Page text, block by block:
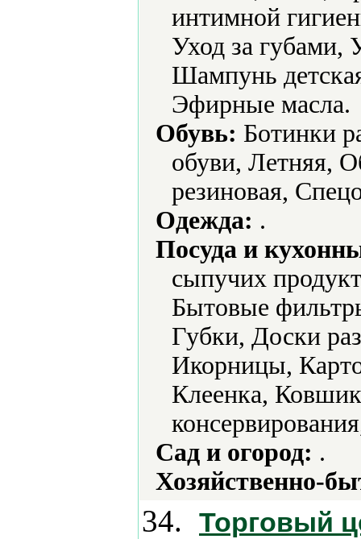
интимной
Уход за
Шампунь
Эфирные масла.
Обувь: Ботинки
обуви, Летняя,
резиновая,
Одежда: .
Посуда и
сыпучих
Бытовые
Губки, Доски
Икорницы,
Клеенка,
Сад и огород: .
Хозяйственно-
34. Торговый